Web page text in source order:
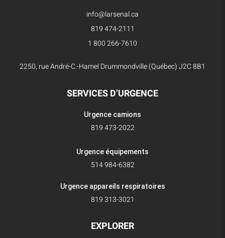
info@larsenal.ca
819 474-2111
1 800 266-7610
2250, rue André-C.-Hamel Drummondville (Québec) J2C 8B1
SERVICES D’URGENCE
Urgence camions
819 473-2022
Urgence équipements
514 984-6382
Urgence appareils respiratoires
819 313-3021
EXPLORER